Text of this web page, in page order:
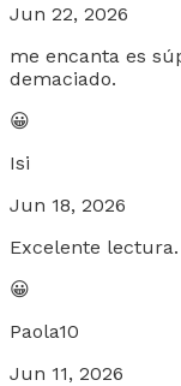
Jun 22, 2026
me encanta es
demaciado.
😀
Isi
Jun 18, 2026
Excelente
😀
Paola10
Jun 11, 2026